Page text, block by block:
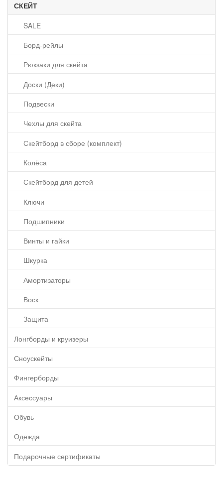
СКЕЙТ
SALE
Борд-рейлы
Рюкзаки для скейта
Доски (Деки)
Подвески
Чехлы для скейта
Скейтборд в сборе (комплект)
Колёса
Скейтборд для детей
Ключи
Подшипники
Винты и гайки
Шкурка
Амортизаторы
Воск
Защита
Лонгборды и круизеры
Сноускейты
Фингерборды
Аксессуары
Обувь
Одежда
Подарочные сертификаты